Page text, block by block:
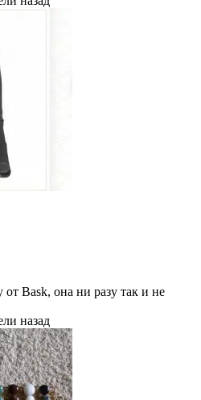
Bask, она ни разу так и не
назад